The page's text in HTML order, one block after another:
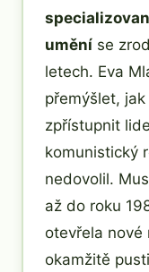
umění se
letech. Eva
přemýšlet,
zpřístupnit
komunistický
nedovolil.
až do roku
otevřela nové
okamžitě